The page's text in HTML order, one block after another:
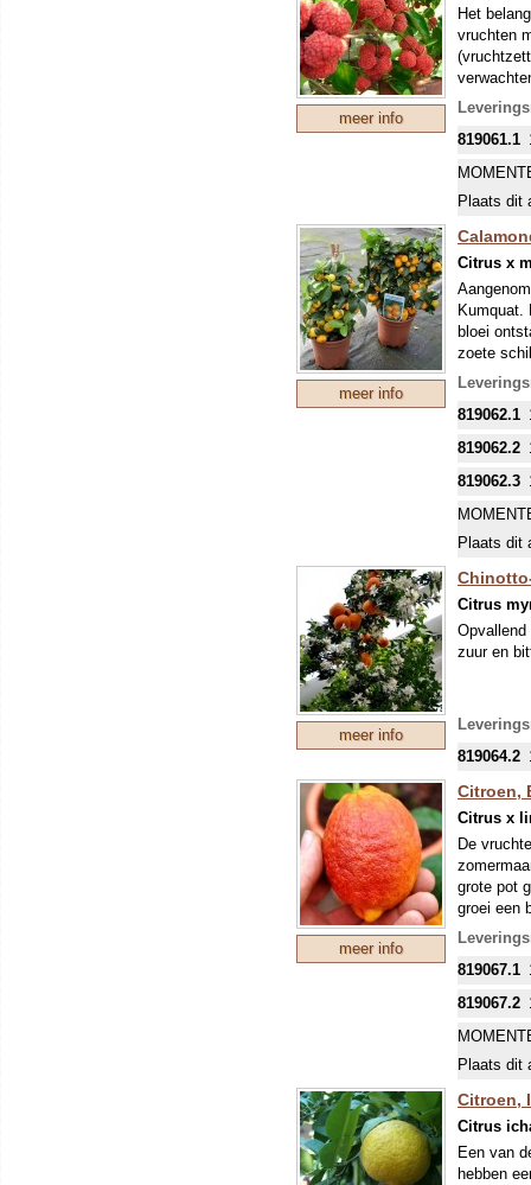
meer info
Het
vruchten
plaats.
819061.1
Plaats dit
meer info
Citrus x
Kumquat.
bloei
zoete
819062.1
819062.2
819062.3
Plaats dit
meer info
Citrus
zuur en
819064.2
meer info
Citroen,
Citrus x
De
grote pot
groei een
tamelijk
Winters
819067.1
819067.2
Plaats dit
Citroen,
Citrus
Een van
hebben